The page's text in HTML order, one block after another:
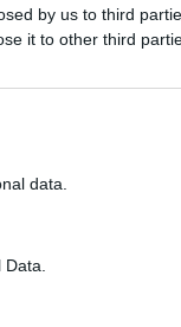
by us to third
it to other third
data.